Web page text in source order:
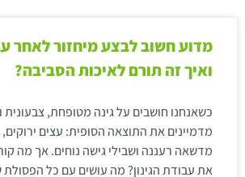
מדוע חשוב לבצע מיחזור לאחר
ואיך זה תורם לאיכות הסביבה?
כשאנחנו חושבים על גינה מטופחת, צבעונית
מדמיינים את התוצאה הסופית: עצים
מדשאה רעננה ושבילי גישה נוחים. אך מה
את עבודת הגינון? מה עושים עם כל